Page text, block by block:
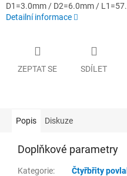
D1=3.0mm / D2=6.0mm /
Detailní informace
ZEPTAT SE SDÍLET
Popis Diskuze
Doplňkové parametry
Kategorie:
Čtyřbřity